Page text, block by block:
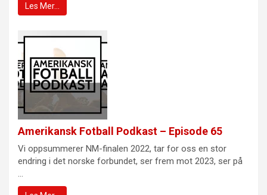
Les Mer…
Amerikansk Fotball Podkast – Episode 65
Vi oppsummerer NM-finalen 2022, tar for oss en stor
endring i det norske forbundet, ser frem mot 2023, ser på